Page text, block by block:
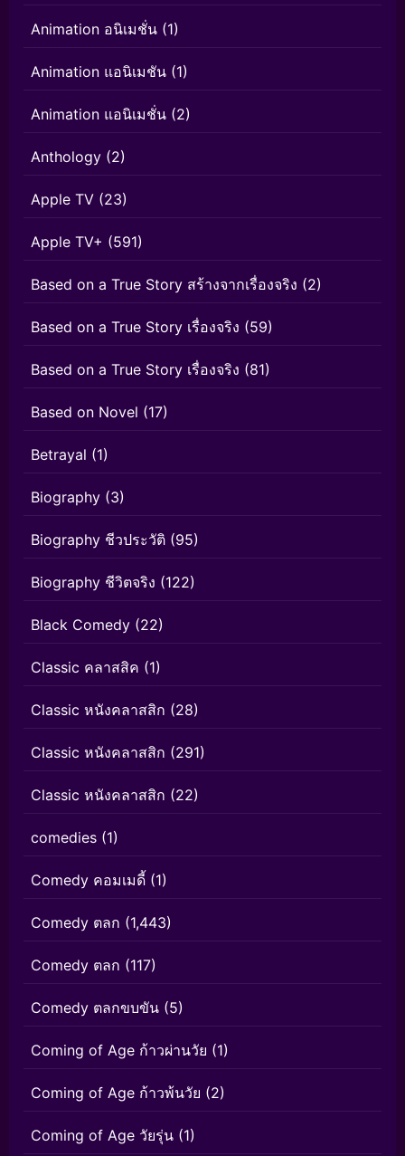
Animation อนิเมชั่น (1)
Animation แอนิเมชัน (1)
Animation แอนิเมชั่น (2)
Anthology (2)
Apple TV (23)
Apple TV+ (591)
Based on a True Story สร้างจากเรื่องจริง (2)
Based on a True Story เรื่องจริง (59)
Based on a True Story เรื่องจริง (81)
Based on Novel (17)
Betrayal (1)
Biography (3)
Biography ชีวประวัติ (95)
Biography ชีวิตจริง (122)
Black Comedy (22)
Classic คลาสสิค (1)
Classic หนังคลาสสิก (28)
Classic หนังคลาสสิก (291)
Classic หนังคลาสสิก (22)
comedies (1)
Comedy คอมเมดี้ (1)
Comedy ตลก (1,443)
Comedy ตลก (117)
Comedy ตลกขบขัน (5)
Coming of Age ก้าวผ่านวัย (1)
Coming of Age ก้าวพ้นวัย (2)
Coming of Age วัยรุ่น (1)